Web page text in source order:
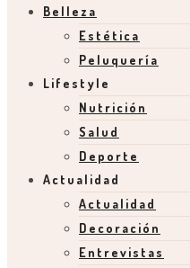
Belleza
Estética
Peluquería
Lifestyle
Nutrición
Salud
Deporte
Actualidad
Actualidad
Decoración
Entrevistas